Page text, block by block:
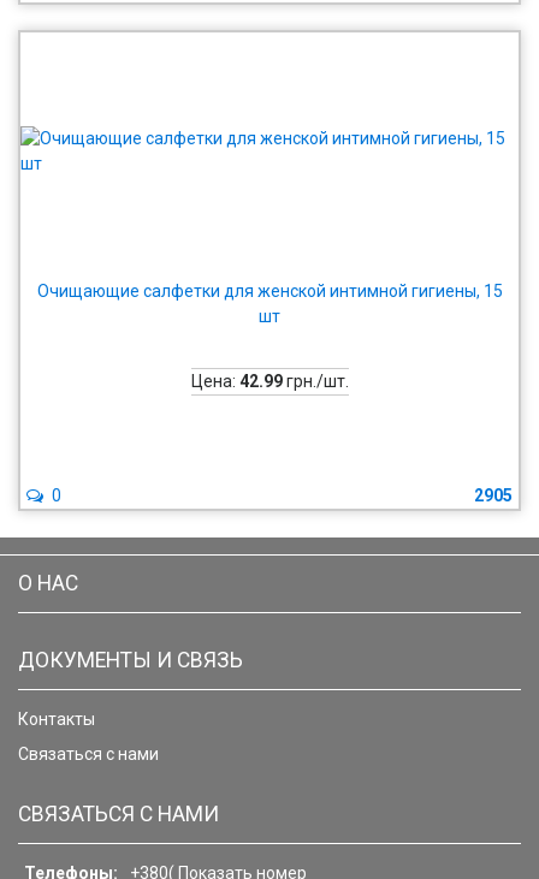
Очищающие салфетки для женской интимной гигиены, 15
шт
Цена: 42.99грн./шт.
2905
0
О НАС
ДОКУМЕНТЫ И СВЯЗЬ
Контакты
Связаться с нами
СВЯЗАТЬСЯ С НАМИ
Телефоны: +380( Показать номер